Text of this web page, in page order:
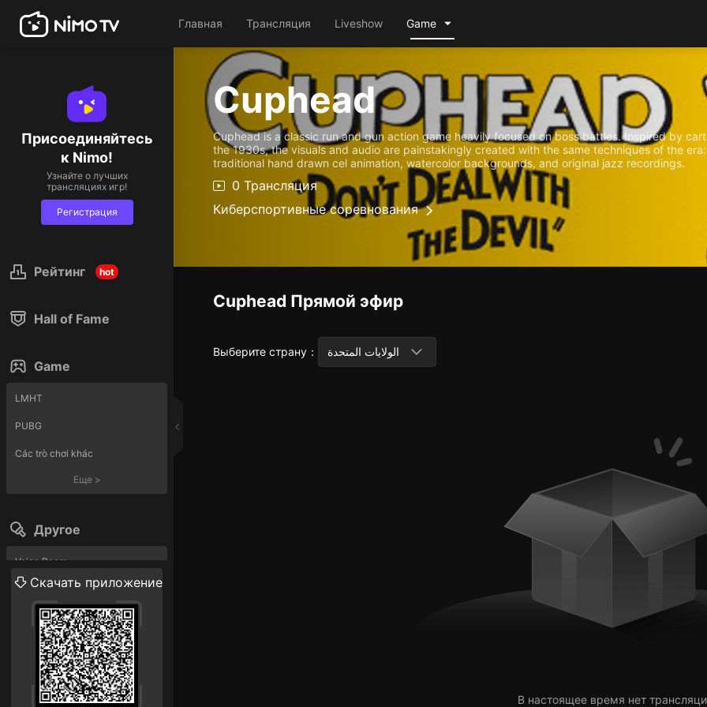
Главная Трансляция Liveshow Game
Присоединяйтесь
к Nimo!
Узнайте о лучших
трансляциях игр!
Регистрация
Рейтинг hot
Hall of Fame
Game
LMHT
PUBG
Các trò chơi khác
Еще>
Другое
Voice Room
Прямая трансляция
Еще>
Скачать приложение
Cuphead
Cuphead is a classic run and gun action game heavily focused on boss battles. Inspired by
the 1930s, the visuals and audio are painstakingly created with the same techniques of the era:
traditional hand drawn cel animation, watercolor backgrounds, and original jazz recordings.
0 Трансляция
Киберспортивные соревнования
Cuphead Прямой эфир
Выберите страну ： الولايات المتحدة
В настоящее время нет